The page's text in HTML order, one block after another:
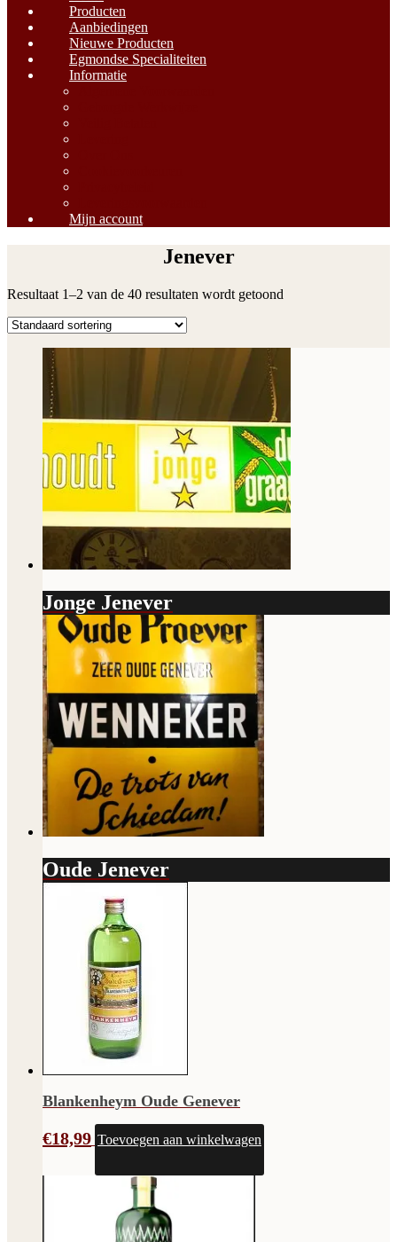
Producten
Aanbiedingen
Nieuwe Producten
Egmondse Specialiteiten
Informatie
Mijn account
Jenever
Resultaat 1–2 van de 40 resultaten wordt getoond
Jonge Jenever
Oude Jenever
Blankenheym Oude Genever
€18,99 Toevoegen aan winkelwagen